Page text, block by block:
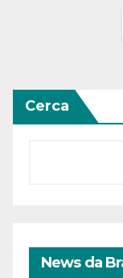
Cerca
News da